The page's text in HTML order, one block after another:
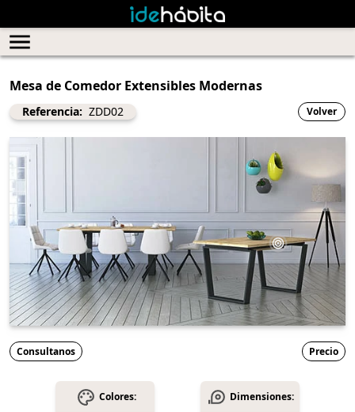
Mesa de Comedor Extensibles Modernas
Referencia: ZDD02 Volver
Consultanos Precio
Colores: Dimensiones: